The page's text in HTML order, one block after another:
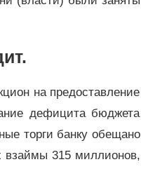
на предоставление
дефицита бюджета
торги банку обещано
взаймы 315 миллионов,